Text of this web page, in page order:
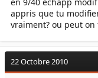
appris que tu
vraiment? ou peut
22 Octobre 2010